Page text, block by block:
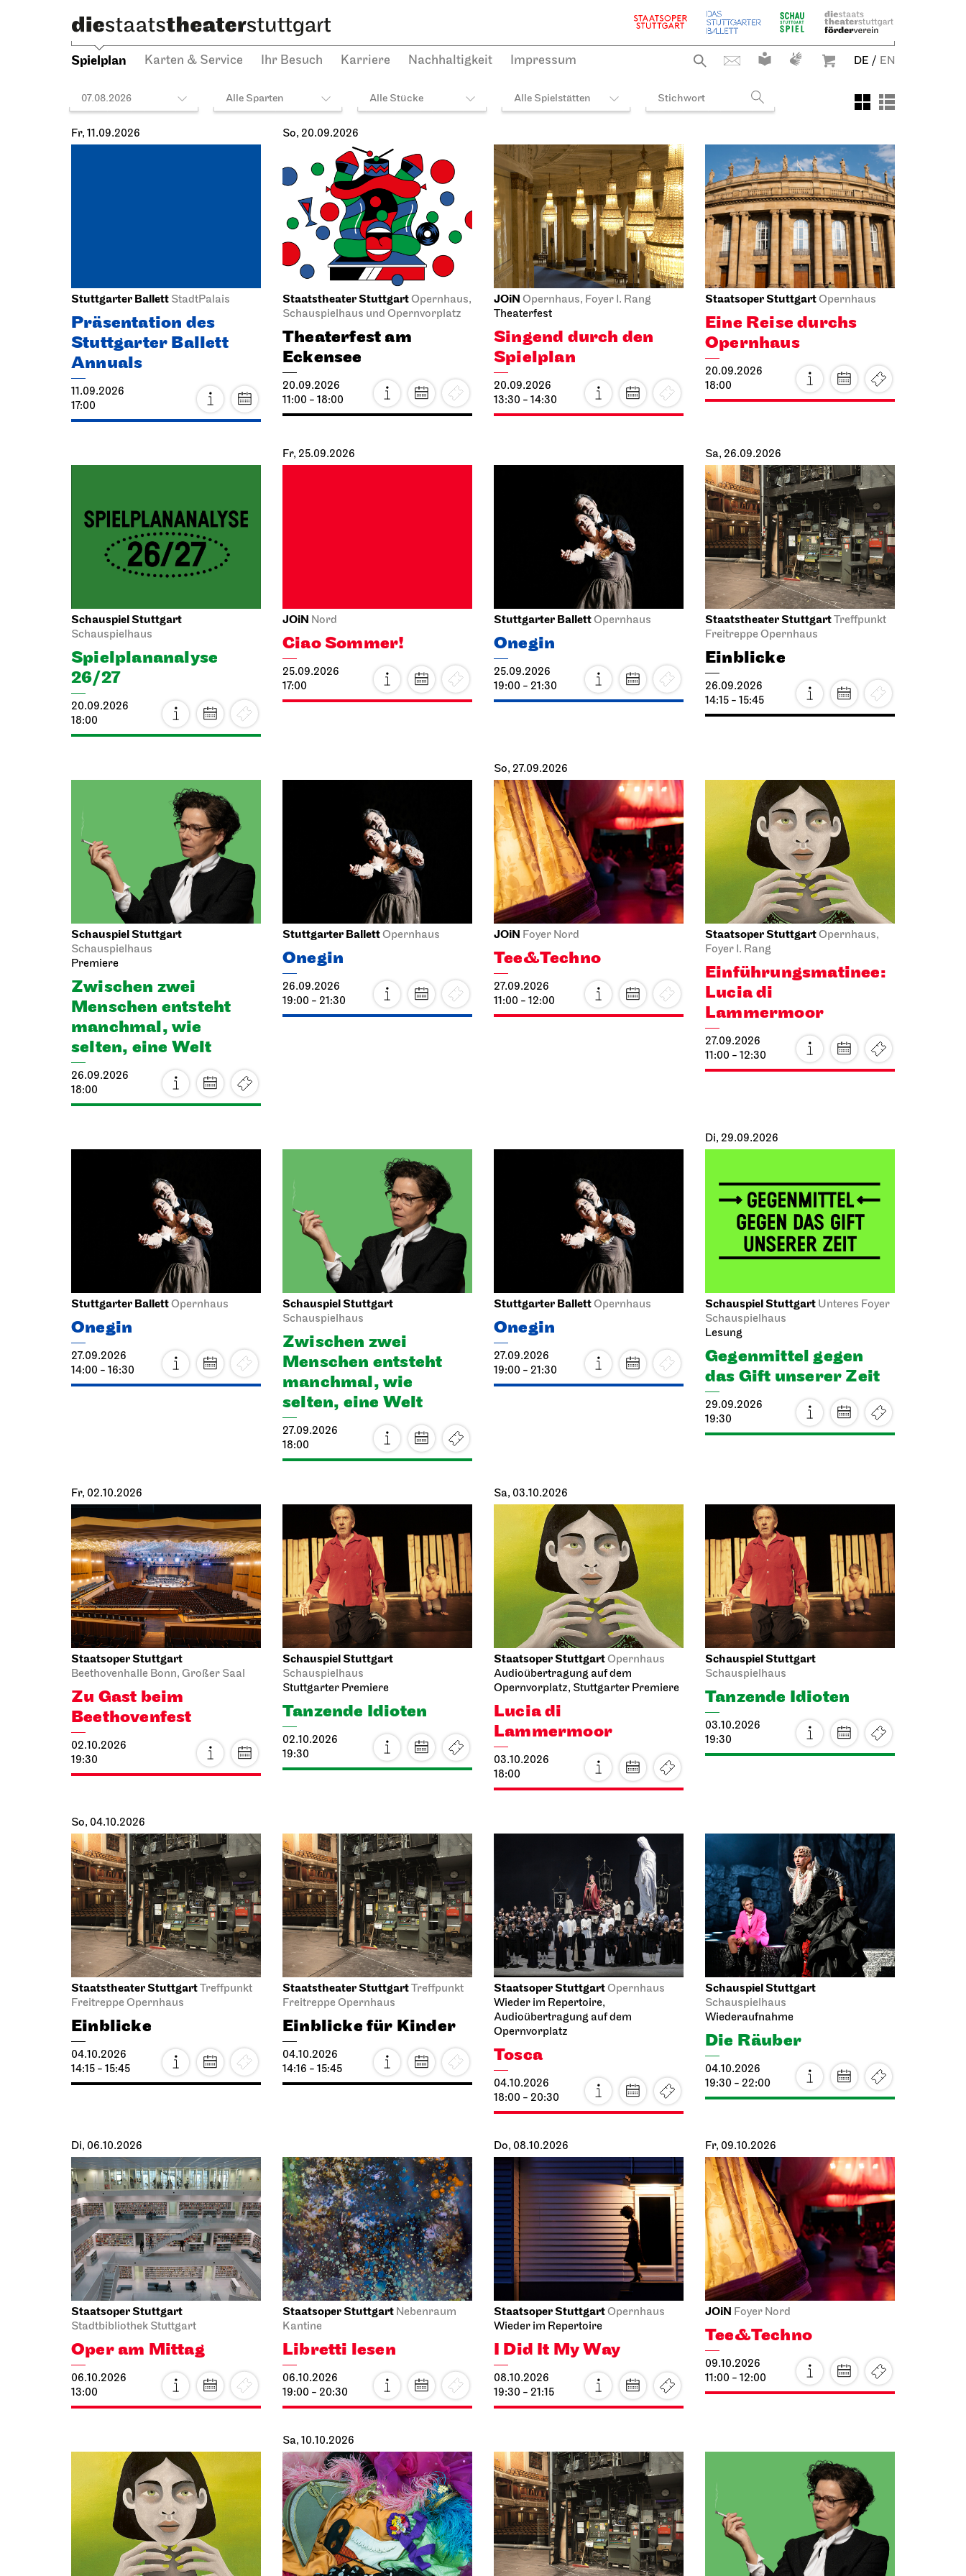
Spielplan Karten & Service Ihr Besuch Karriere Nachhaltigkeit Impressum DE / EN
07.08.2026 Alle Sparten Alle Stücke Alle Spielstätten
Fr, 11.09.2026
Stuttgarter Ballett StadtPalais
Präsentation des
Stuttgarter Ballett
Annuals
11.09.2026
17:00
So, 20.09.2026
Staatstheater StuttgartOpernhaus,
Schauspielhaus und Opernvorplatz
Theaterfest am
Eckensee
20.09.2026
11:00 - 18:00
JOiN Opernhaus, Foyer I. Rang
Theaterfest
Singend durch den
Spielplan
20.09.2026
13:30 - 14:30
Staatsoper StuttgartOpernhaus
Eine Reise durchs
Opernhaus
20.09.2026
18:00
Schauspiel Stuttgart
Schauspielhaus
Spiel­plan­analyse
26/27
20.09.2026
18:00
Fr, 25.09.2026
JOiN Nord
Ciao Sommer!
25.09.2026
17:00
Stuttgarter BallettOpernhaus
Onegin
25.09.2026
19:00 - 21:30
Sa, 26.09.2026
Staatstheater StuttgartTreffpunkt
Freitreppe Opernhaus
Einblicke
26.09.2026
14:15 - 15:45
Schauspiel Stuttgart
Schauspielhaus
Premiere
Zwischen zwei
Menschen ent­steht
manch­mal, wie
selten, eine Welt
26.09.2026
18:00
Stuttgarter BallettOpernhaus
Onegin
26.09.2026
19:00 - 21:30
So, 27.09.2026
JOiN Foyer Nord
Tee&Techno
27.09.2026
11:00 - 12:00
Staatsoper StuttgartOpernhaus,
Foyer I. Rang
Einführungs­matinee:
Lucia di
Lammermoor
27.09.2026
11:00 - 12:30
Stuttgarter BallettOpernhaus
Onegin
27.09.2026
14:00 - 16:30
Schauspiel Stuttgart
Schauspielhaus
Zwischen zwei
Menschen ent­steht
manch­mal, wie
selten, eine Welt
27.09.2026
18:00
Stuttgarter BallettOpernhaus
Onegin
27.09.2026
19:00 - 21:30
Di, 29.09.2026
Schauspiel Stuttgart Unteres Foyer
Schauspielhaus
Lesung
Gegen­mittel gegen
das Gift unserer Zeit
29.09.2026
19:30
Fr, 02.10.2026
Staatsoper Stuttgart
Beethovenhalle Bonn, Großer Saal
Zu Gast beim
Beethovenfest
02.10.2026
19:30
Schauspiel Stuttgart
Schauspielhaus
Stuttgarter Premiere
Tanzende Idioten
02.10.2026
19:30
Sa, 03.10.2026
Staatsoper StuttgartOpernhaus
Audioübertragung auf dem
Opernvorplatz, Stuttgarter Premiere
Lucia di
Lammermoor
03.10.2026
18:00
Schauspiel Stuttgart
Schauspielhaus
Tanzende Idioten
03.10.2026
19:30
So, 04.10.2026
Staatstheater StuttgartTreffpunkt
Freitreppe Opernhaus
Einblicke
04.10.2026
14:15 - 15:45
Staatstheater StuttgartTreffpunkt
Freitreppe Opernhaus
Einblicke für Kinder
04.10.2026
14:16 - 15:45
Staatsoper StuttgartOpernhaus
Wieder im Repertoire,
Audioübertragung auf dem
Opernvorplatz
Tosca
04.10.2026
18:00 - 20:30
Schauspiel Stuttgart
Schauspielhaus
Wiederaufnahme
Die Räuber
04.10.2026
19:30 - 22:00
Di, 06.10.2026
Staatsoper Stuttgart
Stadtbibliothek Stuttgart
Oper am Mittag
06.10.2026
13:00
Staatsoper Stuttgart Nebenraum
Kantine
Libretti lesen
06.10.2026
19:00 - 20:30
Do, 08.10.2026
Staatsoper StuttgartOpernhaus
Wieder im Repertoire
I Did It My Way
08.10.2026
19:30 - 21:15
Fr, 09.10.2026
JOiN Foyer Nord
Tee&Techno
09.10.2026
11:00 - 12:00
Sa, 10.10.2026